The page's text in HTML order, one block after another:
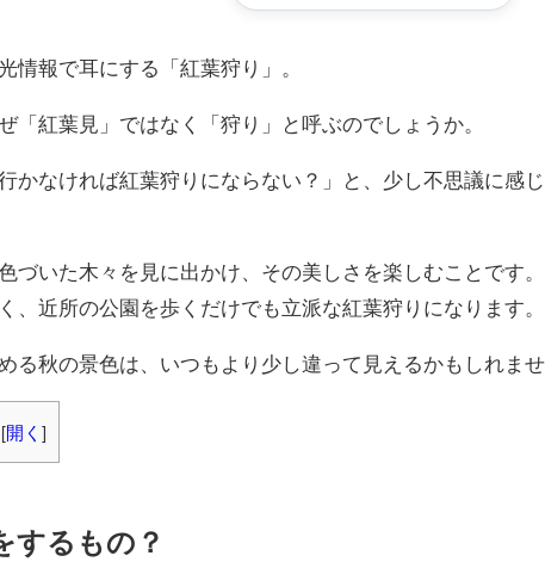
情報で耳にする「紅葉狩り」。
「紅葉見」ではなく「狩り」と呼ぶのでしょうか。
かなければ紅葉狩りにならない？」と、少し不思議に感
づいた木々を見に出かけ、その美しさを楽しむことです
、近所の公園を歩くだけでも立派な紅葉狩りになります。
る秋の景色は、いつもより少し違って見えるかもしれませ
[開く]
するもの？